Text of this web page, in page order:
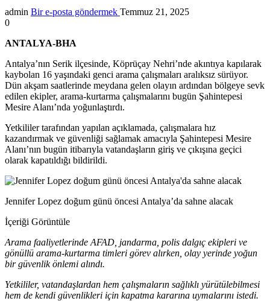
admin Bir e-posta göndermek Temmuz 21, 2025
0
ANTALYA-BHA
Antalya’nın Serik ilçesinde, Köprüçay Nehri’nde akıntıya kapılarak
kaybolan 16 yaşındaki genci arama çalışmaları aralıksız sürüyor.
Dün akşam saatlerinde meydana gelen olayın ardından bölgeye sevk
edilen ekipler, arama-kurtarma çalışmalarını bugün Şahintepesi
Mesire Alanı’nda yoğunlaştırdı.
Yetkililer tarafından yapılan açıklamada, çalışmalara hız
kazandırmak ve güvenliği sağlamak amacıyla Şahintepesi Mesire
Alanı’nın bugün itibarıyla vatandaşların giriş ve çıkışına geçici
olarak kapatıldığı bildirildi.
Jennifer Lopez doğum günü öncesi Antalya’da sahne alacak
İçeriği Görüntüle
Arama faaliyetlerinde AFAD, jandarma, polis dalgıç ekipleri ve
gönüllü arama-kurtarma timleri görev alırken, olay yerinde yoğun
bir güvenlik önlemi alındı.
Yetkililer, vatandaşlardan hem çalışmaların sağlıklı yürütülebilmesi
hem de kendi güvenlikleri için kapatma kararına uymalarını istedi.